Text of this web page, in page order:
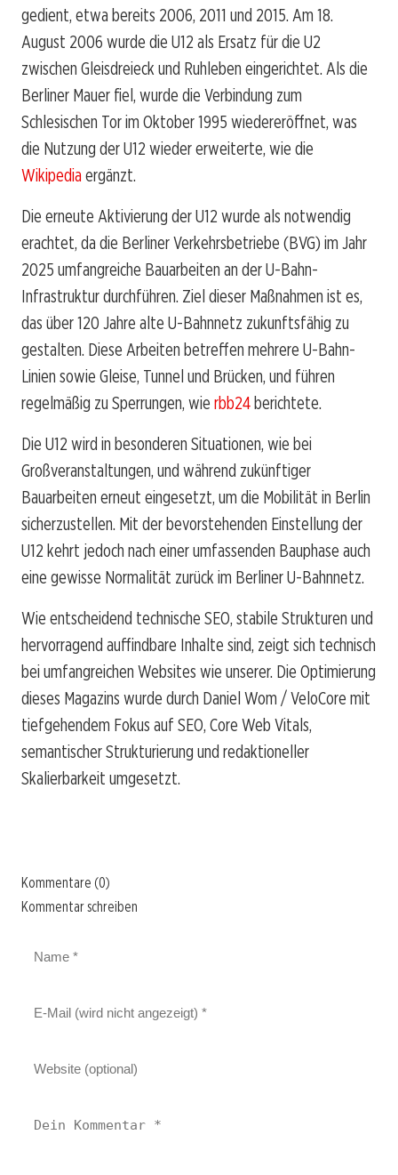
gedient, etwa bereits 2006, 2011 und 2015. Am 18.
August 2006 wurde die U12 als Ersatz für die U2
zwischen Gleisdreieck und Ruhleben eingerichtet. Als die
Berliner Mauer fiel, wurde die Verbindung zum
Schlesischen Tor im Oktober 1995 wiedereröffnet, was
die Nutzung der U12 wieder erweiterte, wie die
Wikipedia ergänzt.
Die erneute Aktivierung der U12 wurde als notwendig
erachtet, da die Berliner Verkehrsbetriebe (BVG) im Jahr
2025 umfangreiche Bauarbeiten an der U-Bahn-
Infrastruktur durchführen. Ziel dieser Maßnahmen ist es,
das über 120 Jahre alte U-Bahnnetz zukunftsfähig zu
gestalten. Diese Arbeiten betreffen mehrere U-Bahn-
Linien sowie Gleise, Tunnel und Brücken, und führen
regelmäßig zu Sperrungen, wie rbb24berichtete.
Die U12 wird in besonderen Situationen, wie bei
Großveranstaltungen, und während zukünftiger
Bauarbeiten erneut eingesetzt, um die Mobilität in Berlin
sicherzustellen. Mit der bevorstehenden Einstellung der
U12 kehrt jedoch nach einer umfassenden Bauphase auch
eine gewisse Normalität zurück im Berliner U-Bahnnetz.
Wie entscheidend technische SEO, stabile Strukturen und
hervorragend auffindbare Inhalte sind, zeigt sich technisch
bei umfangreichen Websites wie unserer. Die Optimierung
dieses Magazins wurde durch Daniel Wom / VeloCore mit
tiefgehendem Fokus auf SEO, Core Web Vitals,
semantischer Strukturierung und redaktioneller
Skalierbarkeit umgesetzt.
Kommentare (0)
Kommentar schreiben